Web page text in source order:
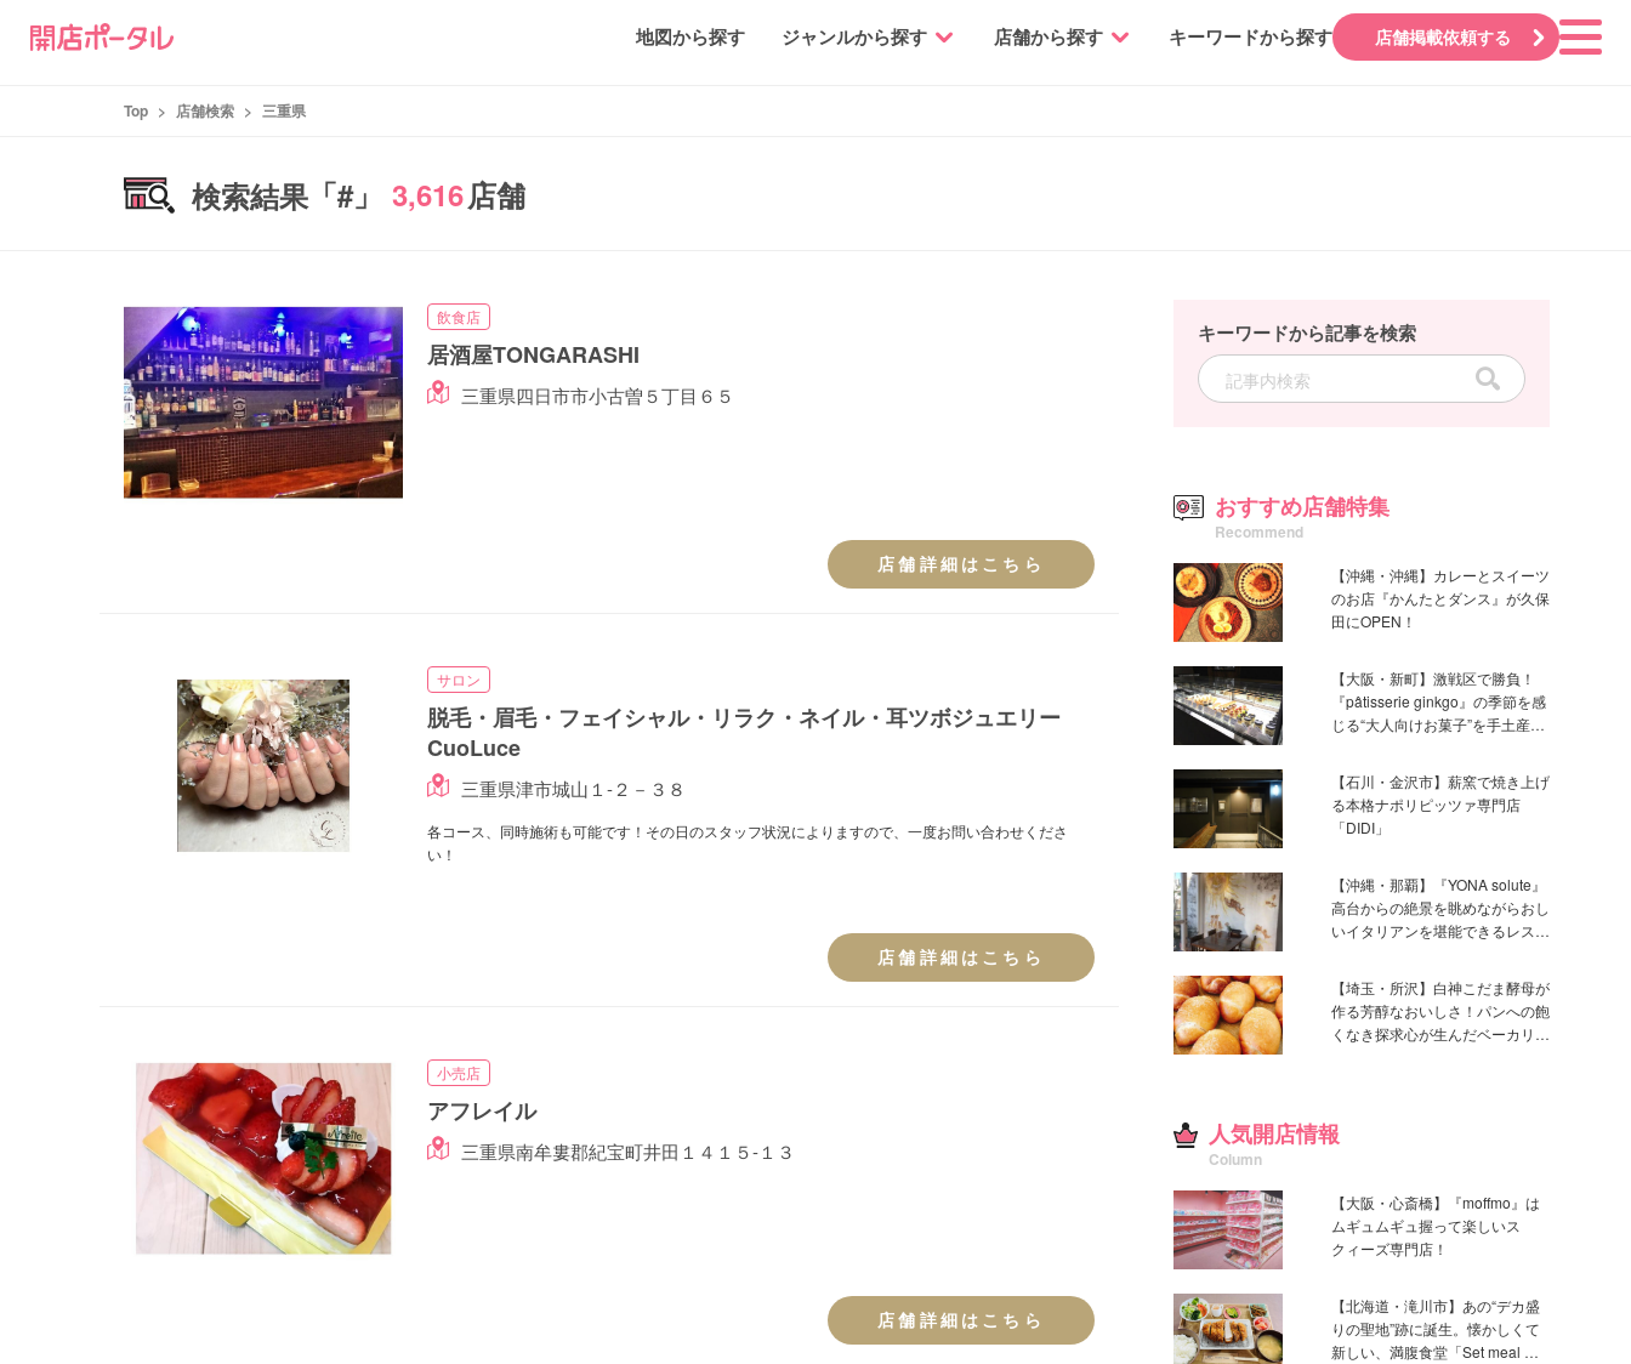
地図から探す ジャンルから探す 店舗から探す キーワードから探す 店舗掲載依頼する
Top > 店舗検索 > 三重県
検索結果 「#」 3,616店舗
飲食店
居酒屋TONGARASHI
三重県四日市市小古曽５丁目６５
店舗詳細はこちら
サロン
脱毛・眉毛・フェイシャル・リラク・ネイル・耳ツボジュエリー
CuoLuce
三重県津市城山１-２－３８
各コース、同時施術も可能です！その日のスタッフ状況によりますので、一度お問い合わせくださ
い！
店舗詳細はこちら
小売店
アフレイル
三重県南牟婁郡紀宝町井田１４１５-１３
店舗詳細はこちら
キーワードから記事を検索
おすすめ店舗特集
Recommend
【沖縄・沖縄】カレーとスイーツ
のお店『かんたとダンス』が久保
田にOPEN！
【大阪・新町】激戦区で勝負！
『pâtisserie ginkgo』の季節を感
じる“大人向けお菓子”を手土産に
【石川・金沢市】薪窯で焼き上げ
る本格ナポリピッツァ専門店
「DIDI」
【沖縄・那覇】『YONA solute』
高台からの絶景を眺めながらおし
いイタリアンを堪能できるレスト
【埼玉・所沢】白神こだま酵母が
作る芳醇なおいしさ！パンへの飽
くなき探求心が生んだベーカリー
人気開店情報
Column
【大阪・心斎橋】『moffmo』は
ムギュムギュ握って楽しいス
クィーズ専門店！
【北海道・滝川市】あの“デカ盛
りの聖地”跡に誕生。懐かしくて
新しい、満腹食堂「Set meal も